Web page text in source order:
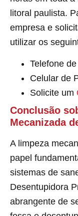
litoral paulista.
empresa e
utilizar os
Telefone
Celular de
Solicite um
Conclusão
Mecanizada
A limpeza
papel
sistemas de
Desentupidora
abrangente de